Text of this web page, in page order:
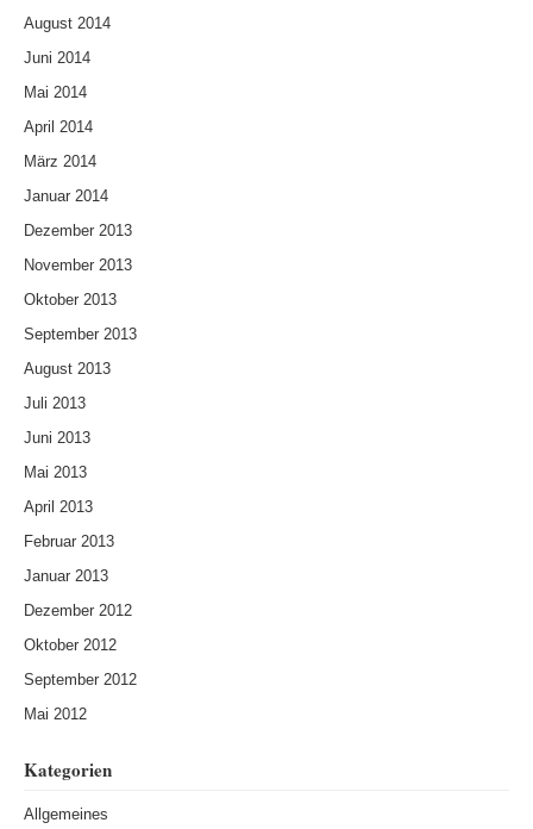
August 2014
Juni 2014
Mai 2014
April 2014
März 2014
Januar 2014
Dezember 2013
November 2013
Oktober 2013
September 2013
August 2013
Juli 2013
Juni 2013
Mai 2013
April 2013
Februar 2013
Januar 2013
Dezember 2012
Oktober 2012
September 2012
Mai 2012
Kategorien
Allgemeines